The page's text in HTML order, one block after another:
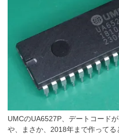
UMCのUA6527P、デートコード
や、まさか、2018年まで作って